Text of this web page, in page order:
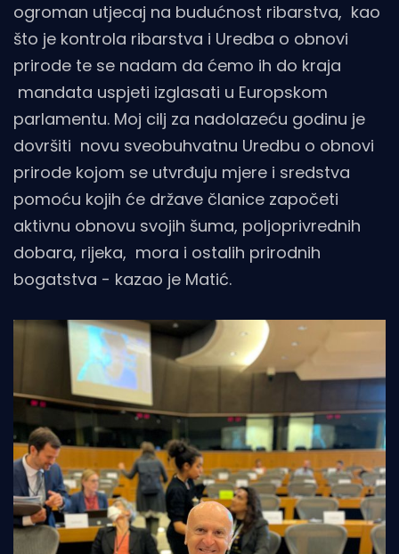
ogroman utjecaj na budućnost ribarstva, kao
što je kontrola ribarstva i Uredba o obnovi
prirode te se nadam da ćemo ih do kraja
mandata uspjeti izglasati u Europskom
parlamentu. Moj cilj za nadolazeću godinu je
dovršiti novu sveobuhvatnu Uredbu o obnovi
prirode kojom se utvrđuju mjere i sredstva
pomoću kojih će države članice započeti
aktivnu obnovu svojih šuma, poljoprivrednih
dobara, rijeka, mora i ostalih prirodnih
bogatstva - kazao je Matić.